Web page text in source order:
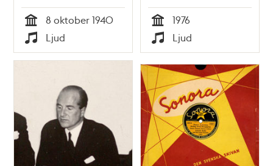
Tid
8 oktober 1940
Typ
Ljud Tid
1976
Typ
Ljud